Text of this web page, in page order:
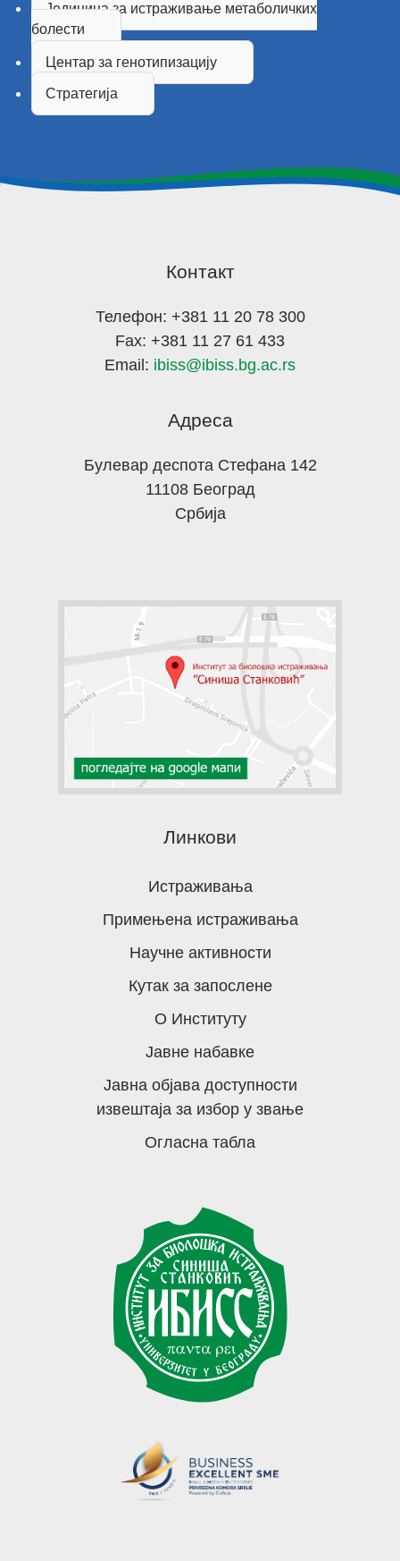
Јединица за истраживање метаболичких
болести
Центар за генотипизацију
Стратегија
Контакт
Телефон: +381 11 20 78 300
Fax: +381 11 27 61 433
Email: ibiss@ibiss.bg.ac.rs
Адреса
Булевар деспота Стефана 142
11108 Београд
Србија
Линкови
Истраживања
Примењена истраживања
Научне активности
Кутак за запослене
О Институту
Јавне набавке
Јавна објава доступности
извештаја за избор у звање
Огласна табла